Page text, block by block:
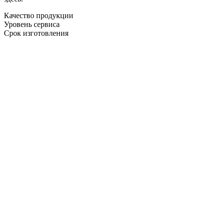
Качество продукции
Уровень сервиса
Срок изготовления